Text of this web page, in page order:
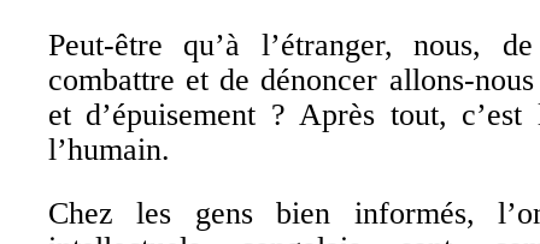
Peut-être qu’à l’étranger, nous,
combattre et de dénoncer allons-
et d’épuisement ? Après tout,
l’humain.
Chez les gens bien informés,